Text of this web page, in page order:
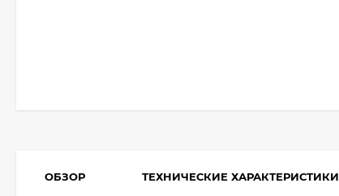
ОБЗОР ТЕХНИЧЕСКИЕ ХАРАКТЕРИСТИКИ